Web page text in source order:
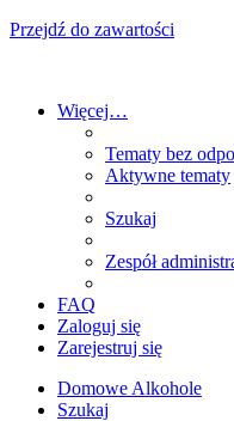
Przejdź do zawartości
Więcej…
Tematy bez
Aktywne tematy
Szukaj
Zespół
FAQ
Zaloguj się
Zarejestruj się
Domowe Alkohole
Szukaj